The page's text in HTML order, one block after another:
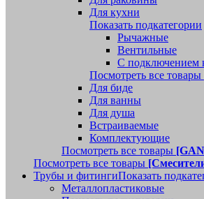
Для кухни
Показать подкатегории
Рычажные
Вентильные
С подключением
Посмотреть все товары
Для биде
Для ванны
Для душа
Встраиваемые
Комплектующие
Посмотреть все товары
Посмотреть все товары
Трубы и фитингиПоказать
Металлопластиковые